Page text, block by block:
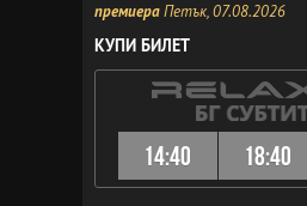
премиераПетък, 07.08.2026
КУПИ БИЛЕТ
14:40 18:40